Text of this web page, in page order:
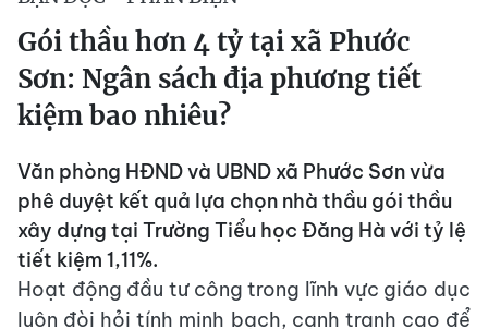
Gói thầu hơn 4 tỷ tại xã Phước
Sơn: Ngân sách địa phương tiết
kiệm bao nhiêu?
Văn phòng HĐND và UBND xã Phước Sơn vừa
phê duyệt kết quả lựa chọn nhà thầu gói thầu
xây dựng tại Trường Tiểu học Đăng Hà với tỷ lệ
tiết kiệm 1,11%.
Hoạt động đầu tư công trong lĩnh vực giáo dục
luôn đòi hỏi tính minh bạch, cạnh tranh cao để